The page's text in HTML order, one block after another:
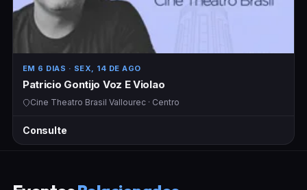
EM 6 DIAS · SEX, 14 DE AGO
Patricio Gontijo Voz E Violao
Cine Theatro Brasil Vallourec · Centro
Consulte